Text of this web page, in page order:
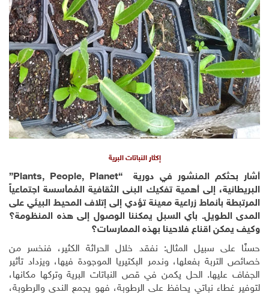
إكثار النباتات البرية
أشار بحثكم المنشور في دورية “Plants, People, Planet
”
البريطانية، إلى أهمية تفكيك البنى الثقافية المُمأسسة اجتماعياً
المرتبطة بأنماط زراعية معينة تؤدي إلى إتلاف المحيط البيئي على
المدى الطويل. بأي السبل يمكننا الوصول إلى هذه المنظومة؟
وكيف يمكن اقناع فلاحينا بهذه الممارسات؟
حسنًا على سبيل المثال: نفقد خلال الحراثة الكثير، فنخسر من
خصائص التربة بفعلها، وندمر البكتيريا الموجودة فيها، ويزداد تأثير
الجفاف عليها. الحل يكمن في قص النباتات البرية وتركها مكانها،
لتوفير غطاء نباتي يحافظ على الرطوبة، فهو يجمع الندى والرطوبة،